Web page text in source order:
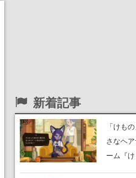
新着記事
「けも
さなヘ
ーム『